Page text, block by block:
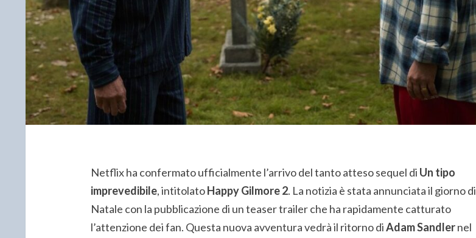
Netflix ha confermato ufficialmente l’arrivo del tanto atteso sequel di Un tipo
imprevedibile, intitolatoHappy Gilmore 2. La notizia è stata annunciata il giorno di
Natale con la pubblicazione di un teaser trailer che ha rapidamente catturato
l’attenzione dei fan. Questa nuova avventura vedrà il ritorno diAdam Sandlernel